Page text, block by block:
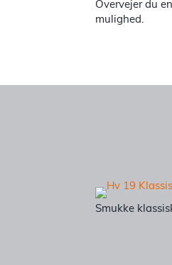
Overvejer du
mulighed.
Smukke